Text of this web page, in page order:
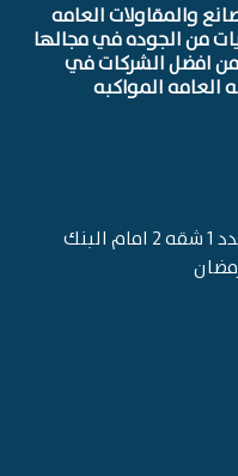
والمقاولات العامه
من الجوده في مجالها
من افضل الشركات في
العامه المواكبه
مجمع عبد المقصود عماره 17 عدد 1 شقه 2 امام البنك